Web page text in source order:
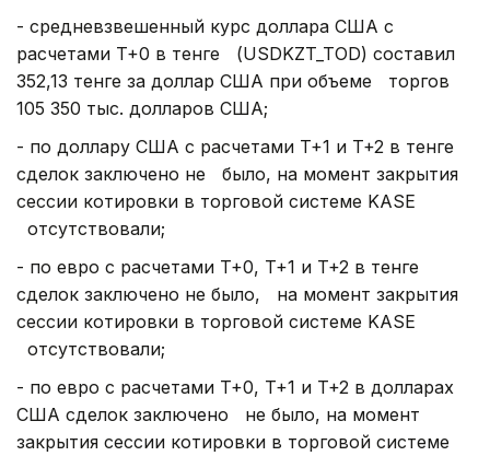
- средневзвешенный курс доллара США с
расчетами T+0 в тенге (USDKZT_TOD) составил
352,13 тенге за доллар США при объеме торгов
105 350 тыс. долларов США;
- по доллару США с расчетами T+1 и T+2 в тенге
сделок заключено не было, на момент закрытия
сессии котировки в торговой системе KASE
отсутствовали;
- по евро с расчетами T+0, T+1 и T+2 в тенге
сделок заключено не было, на момент закрытия
сессии котировки в торговой системе KASE
отсутствовали;
- по евро с расчетами T+0, T+1 и T+2 в долларах
США сделок заключено не было, на момент
закрытия сессии котировки в торговой системе